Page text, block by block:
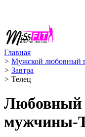
Главная
> Мужской любовный
> Завтра
> Телец ️
Любовный
мужчины-